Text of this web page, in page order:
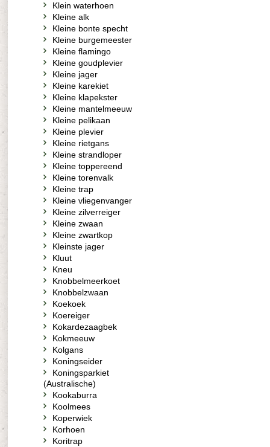
Klein waterhoen
Kleine alk
Kleine bonte specht
Kleine burgemeester
Kleine flamingo
Kleine goudplevier
Kleine jager
Kleine karekiet
Kleine klapekster
Kleine mantelmeeuw
Kleine pelikaan
Kleine plevier
Kleine rietgans
Kleine strandloper
Kleine toppereend
Kleine torenvalk
Kleine trap
Kleine vliegenvanger
Kleine zilverreiger
Kleine zwaan
Kleine zwartkop
Kleinste jager
Kluut
Kneu
Knobbelmeerkoet
Knobbelzwaan
Koekoek
Koereiger
Kokardezaagbek
Kokmeeuw
Kolgans
Koningseider
Koningsparkiet
(Australische)
Kookaburra
Koolmees
Koperwiek
Korhoen
Koritrap